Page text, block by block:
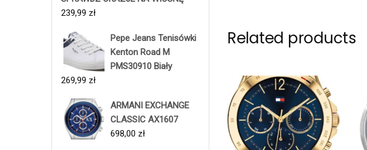
239,99 zł
Pepe Jeans Tenisówki
Kenton Road M
PMS30910 Biały
269,99 zł
ARMANI EXCHANGE
CLASSIC AX1607
698,00 zł
Related products